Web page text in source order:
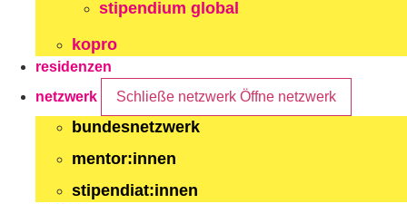
stipendium global
kopro
residenzen
netzwerk
Schließe netzwerk Öffne netzwerk
bundesnetzwerk
mentor:innen
stipendiat:innen